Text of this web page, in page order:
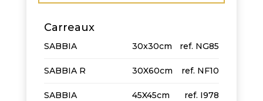
Carreaux
SABBIA 30x30cm NG85
SABBIA R 30X60cm NF10
SABBIA 45X45cm I978